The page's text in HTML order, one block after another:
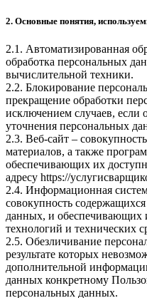
2. Основные понятия,
2.1. Автоматизированная
обработка персональных
вычислительной техники.
2.2. Блокирование
прекращение обработки
исключением случаев, если
уточнения персональных
2.3. Веб-сайт –
материалов, а также
обеспечивающих их
адресу https://
2.4. Информационная
совокупность
данных, и обеспечивающих
технологий и технических
2.5. Обезличивание
результате которых
дополнительной
данных конкретному
персональных данных.